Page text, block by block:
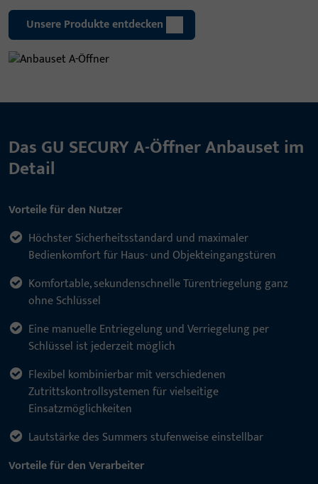
Unsere Produkte entdecken
Das GU SECURY A-Öffner Anbauset im
Detail
Vorteile für den Nutzer
Höchster Sicherheitsstandard und maximaler
Bedienkomfort für Haus- und Objekteingangstüren
Komfortable, sekundenschnelle Türentriegelung ganz
ohne Schlüssel
Eine manuelle Entriegelung und Verriegelung per
Schlüssel ist jederzeit möglich
Flexibel kombinierbar mit verschiedenen
Zutrittskontrollsystemen für vielseitige
Einsatzmöglichkeiten
Lautstärke des Summers stufenweise einstellbar
Vorteile für den Verarbeiter